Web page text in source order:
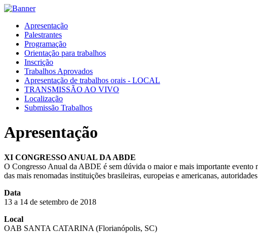
Apresentação
Palestrantes
Programação
Orientação para trabalhos
Inscrição
Trabalhos Aprovados
Apresentação de trabalhos orais - LOCAL
TRANSMISSÃO AO VIVO
Localização
Submissão Trabalhos
Apresentação
XI CONGRESSO ANUAL DA ABDE
O Congresso Anual da ABDE é sem dúvida o maior e mais importante evento
das mais renomadas instituições brasileiras, europeias e americanas,
Data
13 a 14 de setembro de 2018
Local
OAB SANTA CATARINA (Florianópolis, SC)